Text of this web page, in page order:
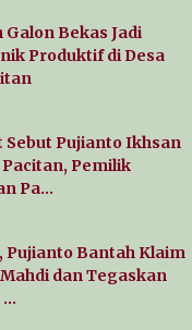
Galon Bekas Jadi
Produktif di Desa
Sebut Pujianto Ikhsan
Pemilik
Pa…
Pujianto Bantah Klaim
dan Tegaskan
…